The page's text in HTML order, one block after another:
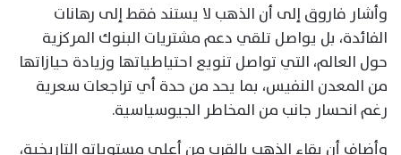
وأشار فاروق إلى أن الذهب لا يستند فقط إلى رهانات
الفائدة، بل يواصل تلقي دعم مشتريات البنوك المركزية
حول العالم، التي تواصل تنويع احتياطياتها وزيادة حيازاتها
من المعدن النفيس، بما يحد من حدة أي تراجعات سعرية
رغم انحسار جانب من المخاطر الجيوسياسية.
وأضاف أن بقاء الذهب بالقرب من أعلى مستوياته التاريخية،